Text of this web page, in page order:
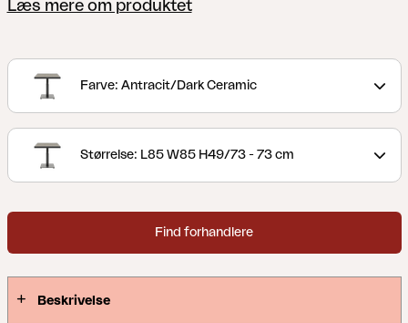
måltider, 49 til 73 cm. Skala giver dig det bedste fra
begge verdener.
Læs mere om produktet
Farve: Antracit/Dark Ceramic
Størrelse: L85 W85 H49/73 - 73 cm
Find forhandlere
Beskrivelse